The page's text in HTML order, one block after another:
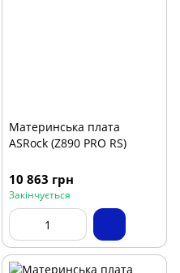
Материнська плата
ASRock (Z890 PRO RS)
10 863 грн
Закінчується